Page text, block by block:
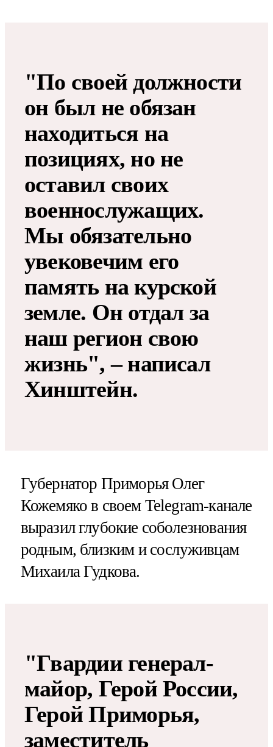
"По своей должности
он был не обязан
находиться на
позициях, но не
оставил своих
военнослужащих.
Мы обязательно
увековечим его
память на курской
земле. Он отдал за
наш регион свою
жизнь", – написал
Хинштейн.
Губернатор Приморья Олег
Кожемяко в своем Telegram-канале
выразил глубокие соболезнования
родным, близким и сослуживцам
Михаила Гудкова.
"Гвардии генерал-
майор, Герой России,
Герой Приморья,
заместитель